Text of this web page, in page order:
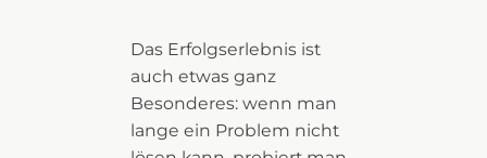
Das Erfolgserlebnis ist
auch etwas ganz
Besonderes: wenn man
lange ein Problem nicht